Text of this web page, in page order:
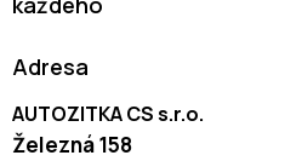
Adresa
AUTOZITKA CS s.r.o.
Železná 158